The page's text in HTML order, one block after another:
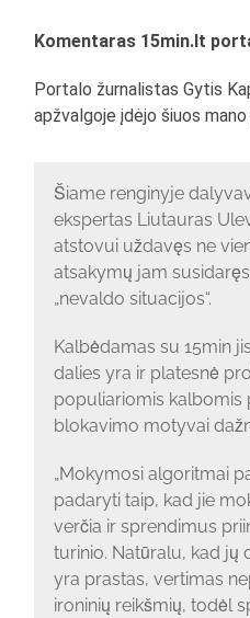
Komentaras 15min.lt
Portalo žurnalistas Gytis
apžvalgoje įdėjo šiuos
Šiame renginyje
ekspertas Liutauras
atstovui uždavęs ne
atsakymų jam
„nevaldo situacijos“.
Kalbėdamas su 15min
dalies yra ir platesnė
populiariomis kalbomis
blokavimo motyvai
„Mokymosi algoritmai
padaryti taip, kad jie
verčia ir sprendimus
turinio. Natūralu, kad jų
yra prastas, vertimas
ironinių reikšmių, todėl